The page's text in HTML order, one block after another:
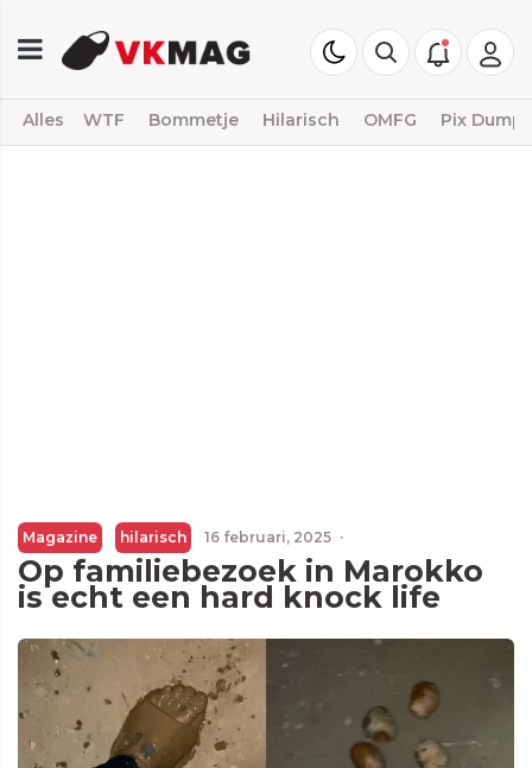
Alles WTF Bommetje Hilarisch OMFG Pix Dump
Magazine hilarisch 16 februari, 2025 ·
Op familiebezoek in Marokko
is echt een hard knock life